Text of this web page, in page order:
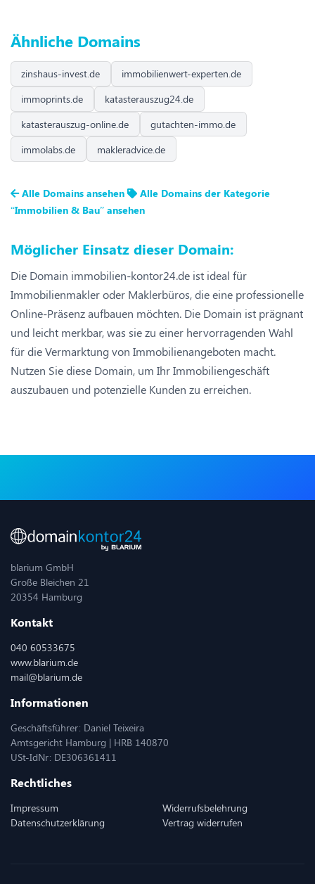
Ähnliche Domains
zinshaus-invest.de
immobilienwert-experten.de
immoprints.de
katasterauszug24.de
katasterauszug-online.de
gutachten-immo.de
immolabs.de
makleradvice.de
Alle Domains ansehen
Alle Domains der Kategorie
“Immobilien & Bau” ansehen
Möglicher Einsatz dieser Domain:
Die Domain immobilien-kontor24.de ist ideal für
Immobilienmakler oder Maklerbüros, die eine professionelle
Online-Präsenz aufbauen möchten. Die Domain ist prägnant
und leicht merkbar, was sie zu einer hervorragenden Wahl
für die Vermarktung von Immobilienangeboten macht.
Nutzen Sie diese Domain, um Ihr Immobiliengeschäft
auszubauen und potenzielle Kunden zu erreichen.
blarium GmbH
Große Bleichen 21
20354 Hamburg
Kontakt
040 60533675
www.blarium.de
mail@blarium.de
Informationen
Geschäftsführer: Daniel Teixeira
Amtsgericht Hamburg | HRB 140870
USt-IdNr: DE306361411
Rechtliches
Impressum
Datenschutzerklärung
Widerrufsbelehrung
Vertrag widerrufen